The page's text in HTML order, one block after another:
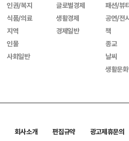
인권/복지
식품/의료
지역
인물
사회일반
글로벌경제
생활경제
경제일반
패션/뷰
공연/전
책
종교
날씨
생활문
회사소개 편집규약
광고제휴문의